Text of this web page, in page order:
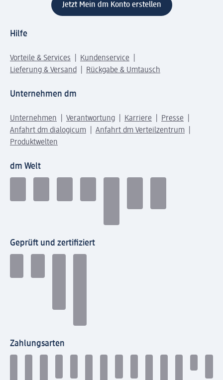
Jetzt Mein dm Konto erstellen
Hilfe
Vorteile & Services
Kundenservice
Lieferung & Versand
Rückgabe & Umtausch
Unternehmen dm
Unternehmen Verantwortung Karriere
Presse
Anfahrt dm dialogicum
Anfahrt dm Verteilzentrum
Produktwelten
dm Welt
Geprüft und zertifiziert
Zahlungsarten